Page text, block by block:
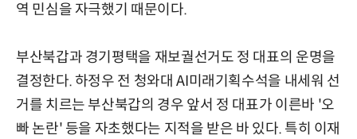
역 민심을 자극했기 때문이다.
부산북갑과 경기평택을 재보궐선거도 정 대표의 운명을
결정한다. 하정우 전 청와대 AI미래기획수석을 내세워 선
거를 치르는 부산북갑의 경우 앞서 정 대표가 이른바 '오
빠 논란' 등을 자초했다는 지적을 받은 바 있다. 특히 이재